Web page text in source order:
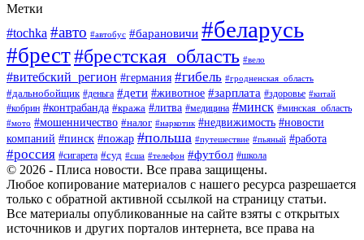
Метки
#tochka #авто #автобус #барановичи #беларусь
#брест#брестская_область #вело
#витебский_регион #германия #гибель #гродненская_область
#дальнобойщик #деньга #дети #животное #зарплата #здоровье #китай
#кобрин #контрабанда #кража #литва #медицина #минск #минская_область
#мото #мошенничество #налог #наркотик #недвижимость #новости
компаний #пинск #пожар #польша #путешествие #пьяный #работа
#россия #сигарета #суд #сша #телефон #футбол #школа
© 2026 - Плиса новости. Все права защищены.
Любое копирование материалов с нашего ресурса разрешается
только с обратной активной ссылкой на страницу статьи.
Все материалы опубликованные на сайте взяты с открытых
источников и других порталов интернета, все права на